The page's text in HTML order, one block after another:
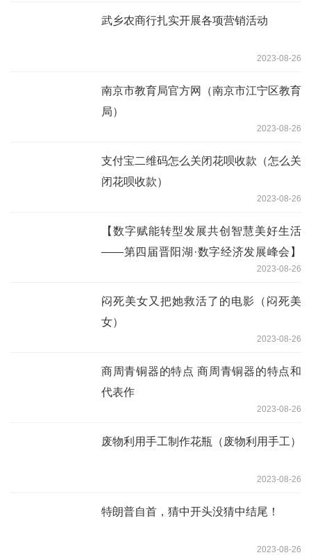
武乡农商行扎实开展各项营销活动
2023-08-26
南京市教育局官方网（南京市江宁区教育
局）
2023-08-26
支付宝二维码怎么关闭花呗收款（怎么关
闭花呗收款）
2023-08-26
【数字赋能转型发展共创智慧美好生活
——第四届晋阳湖·数字经济发展峰会】
中科曙光：为建设全国算力高地提供有力
支撑
2023-08-26
闷死美女又把她救活了的电影（闷死美
女）
2023-08-26
商周青铜器的特点 商周青铜器的特点和
代表作
2023-08-26
废物利用手工制作花瓶（废物利用手工）
2023-08-26
特朗普自首，猜中开头没猜中结尾！
2023-08-26